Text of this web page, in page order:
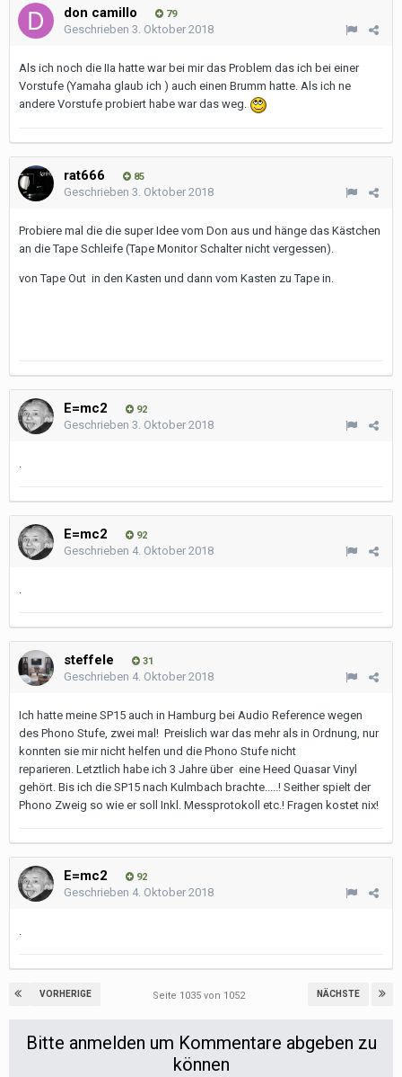
don camillo 79
Geschrieben 3. Oktober 2018
Als ich noch die IIa hatte war bei mir das Problem das ich bei einer
Vorstufe (Yamaha glaub ich ) auch einen Brumm hatte. Als ich ne
andere Vorstufe probiert habe war das weg.
rat666 85
Geschrieben 3. Oktober 2018
Probiere mal die die super Idee vom Don aus und hänge das Kästchen
an die Tape Schleife (Tape Monitor Schalter nicht vergessen).
von Tape Out in den Kasten und dann vom Kasten zu Tape in.
E=mc2 92
Geschrieben 3. Oktober 2018
.
E=mc2 92
Geschrieben 4. Oktober 2018
.
steffele 31
Geschrieben 4. Oktober 2018
Ich hatte meine SP15 auch in Hamburg bei Audio Reference wegen
des Phono Stufe, zwei mal! Preislich war das mehr als in Ordnung, nur
konnten sie mir nicht helfen und die Phono Stufe nicht
reparieren. Letztlich habe ich 3 Jahre über eine Heed Quasar Vinyl
gehört. Bis ich die SP15 nach Kulmbach brachte.....! Seither spielt der
Phono Zweig so wie er soll Inkl. Messprotokoll etc.! Fragen kostet nix!
E=mc2 92
Geschrieben 4. Oktober 2018
.
VORHERIGE NÄCHSTE
Seite 1035 von 1052
Bitte anmelden um Kommentare abgeben zu
können